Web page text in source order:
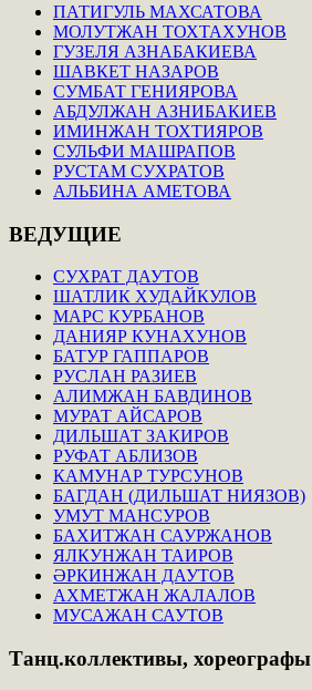
ПАТИГУЛЬ МАХСАТОВА
МОЛУТЖАН ТОХТАХУНОВ
ГУЗЕЛЯ АЗНАБАКИЕВА
ШАВКЕТ НАЗАРОВ
СУМБАТ ГЕНИЯРОВА
АБДУЛЖАН АЗНИБАКИЕВ
ИМИНЖАН ТОХТИЯРОВ
СУЛЬФИ МАШРАПОВ
РУСТАМ СУХРАТОВ
АЛЬБИНА АМЕТОВА
ВЕДУЩИЕ
СУХРАТ ДАУТОВ
ШАТЛИК ХУДАЙКУЛОВ
МАРС КУРБАНОВ
ДАНИЯР КУНАХУНОВ
БАТУР ГАППАРОВ
РУСЛАН РАЗИЕВ
АЛИМЖАН БАВДИНОВ
МУРАТ АЙСАРОВ
ДИЛЬШАТ ЗАКИРОВ
РУФАТ АБЛИЗОВ
КАМУНАР ТУРСУНОВ
БАГДАН (ДИЛЬШАТ НИЯЗОВ)
УМУТ МАНСУРОВ
БАХИТЖАН САУРЖАНОВ
ЯЛКУНЖАН ТАИРОВ
ӘРКИНЖАН ДАУТОВ
АХМЕТЖАН ЖАЛАЛОВ
МУСАЖАН САУТОВ
Танц.коллективы, хореографы